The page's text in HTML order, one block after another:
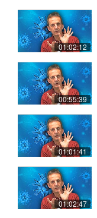
01:02:12
00:55:39
01:01:41
01:02:47